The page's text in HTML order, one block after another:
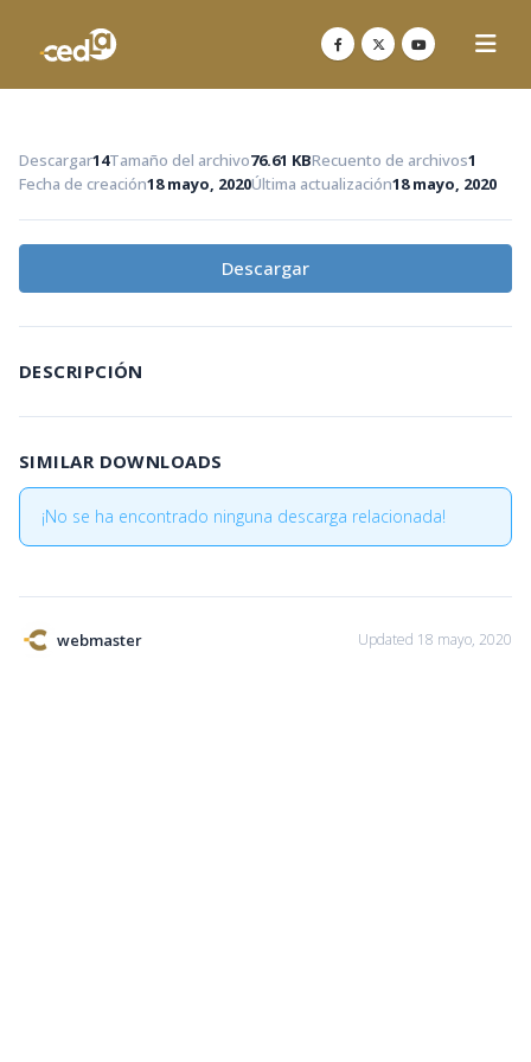
Descargar14Tamaño del archivo76.61 KBRecuento de archivos1
Fecha de creación18 mayo, 2020Última actualización18 mayo, 2020
Descargar
DESCRIPCIÓN
SIMILAR DOWNLOADS
¡No se ha encontrado ninguna descarga relacionada!
webmaster Updated 18 mayo, 2020